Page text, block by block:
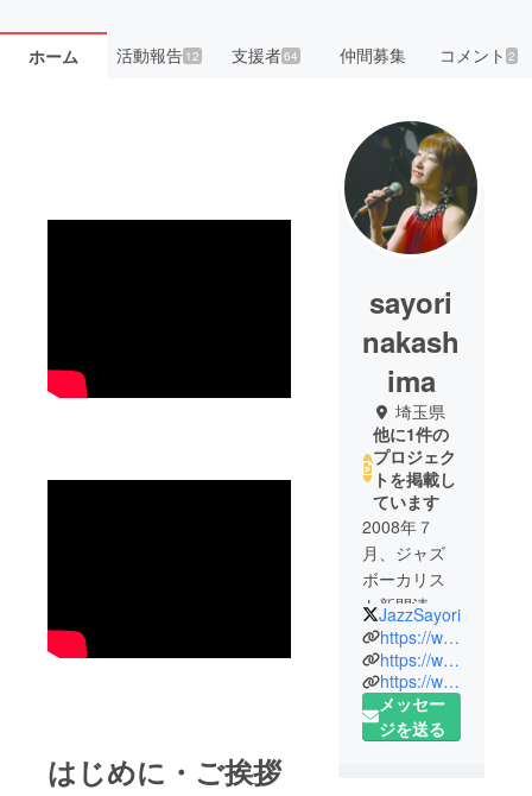
ホーム 活動報告12 支援者64 仲間募集 コメント 2
はじめに・ご挨拶
sayori
nakash
ima
埼玉県
他に1件の
プロジェク
トを掲載し
ています
2008年７
月、ジャズ
ボーカリス
ト新開清孝
に師事。
同年10月よ
りプロの
ジャズシン
ガーとして
JazzSayori
https://www.facebook.com/sayori.jazz.vo
https://www.instagram.com/sayorinakashima/
https://www.youtube.com/user/sayorijazz
メッセー
ジを送る